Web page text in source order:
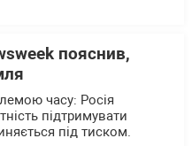
пояснив,
часу: Росія
підтримувати
під тиском.